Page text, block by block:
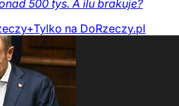
500 tys. A ilu brakuje?
Tylko na DoRzeczy.pl